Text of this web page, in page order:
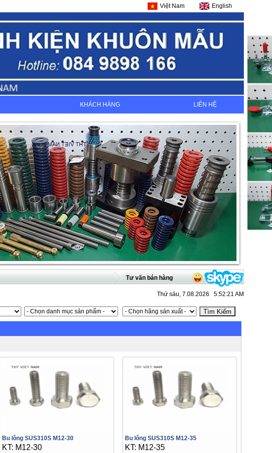
Việt Nam English
KHÁCH HÀNG LIÊN HỆ
Tư vấn bán hàng
Thứ sáu, 7.08.2026 5:52:21 AM
Bu lông SUS310S M12-30
KT: M12-30
Bu lông SUS310S M12-35
KT: M12-35